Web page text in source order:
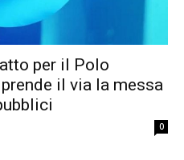
per il Polo
il via la messa
0